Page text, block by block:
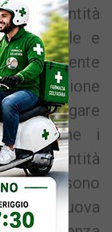
di identità
di reale e
richiedente
o gare
che i
di identità
non sono
una nuova